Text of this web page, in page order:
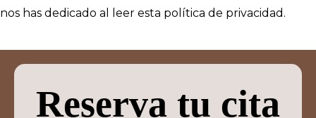
nos has dedicado al leer esta política de privacidad.
Reserva tu cita